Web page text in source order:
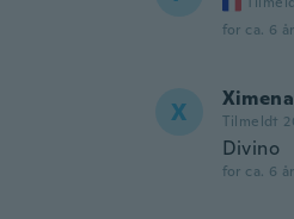
for ca. 6
X Ximena
Tilmeldt
Divino
for ca. 6